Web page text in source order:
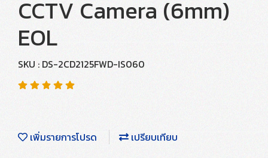
CCTV Camera (6mm)
EOL
SKU : DS-2CD2125FWD-IS060
เพิ่มรายการโปรด
เปรียบเทียบ